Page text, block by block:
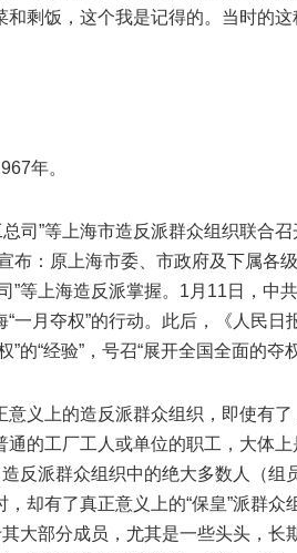
剩饭，这个我是记得的。当时的这
年。
司”等上海市造反派群众组织联合
布：原上海市委、市政府及下属各
”等上海造反派掌握。1月11日，中
一月夺权”的行动。此后，《人民
的“经验”，号召“展开全国全面的夺权
意义上的造反派群众组织，即使有
的工厂工人或单位的职工，大体
反派群众组织中的绝大多数人（组
却有了真正意义上的“保皇”派群
其大部分成员，尤其是一些头头，